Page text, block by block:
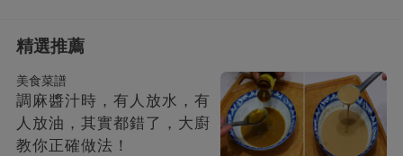
精選推薦
美食菜譜
調麻醬汁時，有人放水，有
人放油，其實都錯了，大廚
教你正確做法！